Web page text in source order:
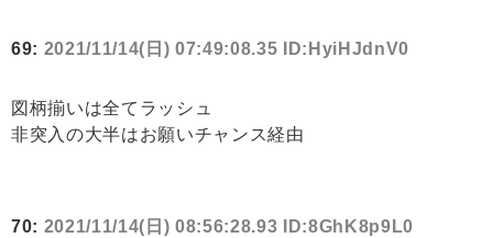
69: 2021/11/14(日) 07:49:08.35 ID:HyiHJdnV0
図柄揃いは全てラッシュ
非突入の大半はお願いチャンス経由
70: 2021/11/14(日) 08:56:28.93 ID:8GhK8p9L0